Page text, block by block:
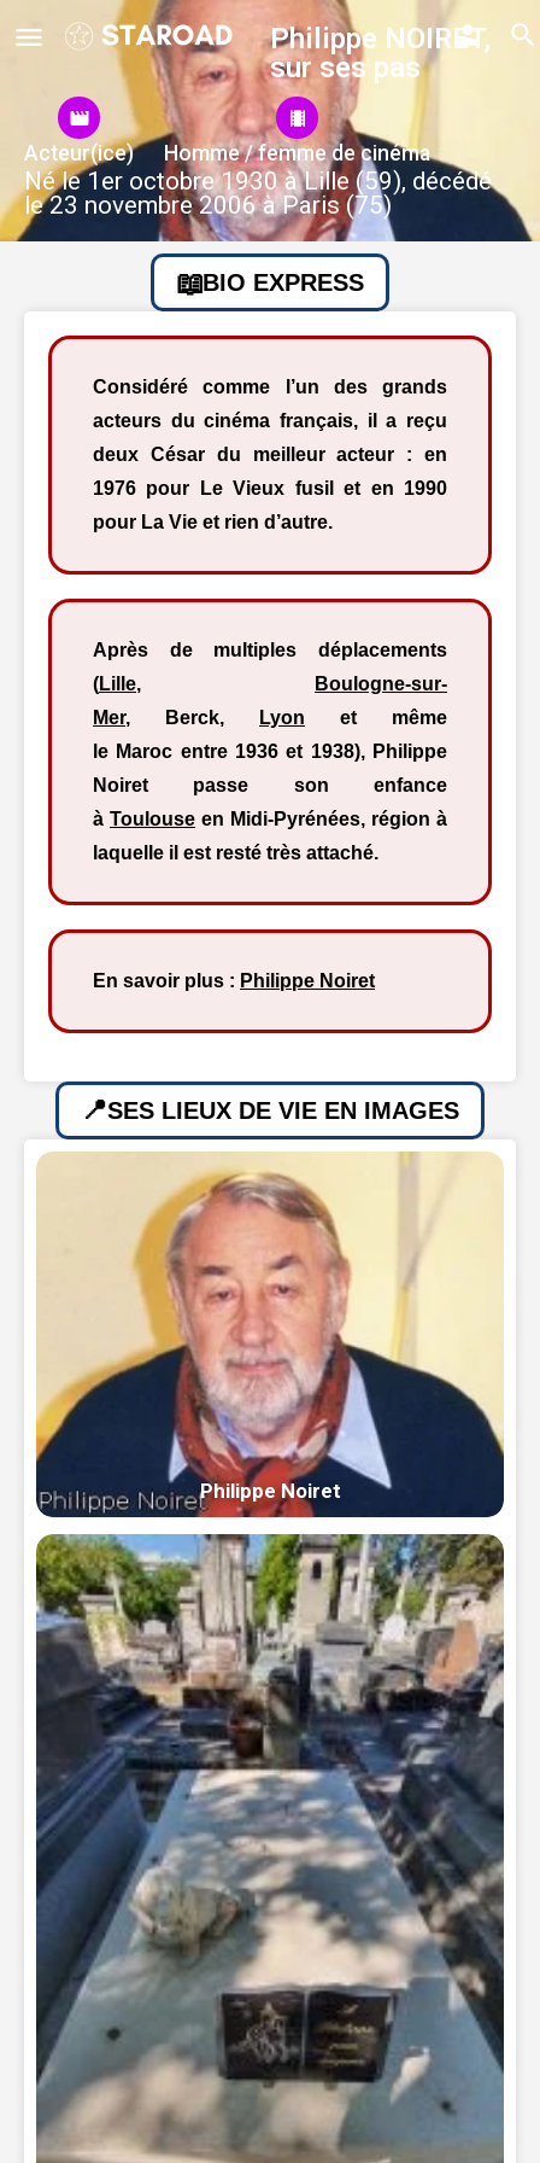
Philippe NOIRET,
sur ses pas
Acteur(ice) Homme / femme de cinéma
Né le 1er octobre 1930 à Lille (59), décédé
le 23 novembre 2006 à Paris (75)
BIO EXPRESS
Considéré comme l’un des grands
acteurs du cinéma français, il a reçu
deux César du meilleur acteur : en
1976 pour Le Vieux fusil et en 1990
pour La Vie et rien d’autre.
Après de multiples déplacements
(Lille,
Boulogne-sur-
Mer, Berck, Lyon et même
le Maroc entre 1936 et 1938), Philippe
Noiret passe son enfance
à Toulouse en Midi-Pyrénées, région à
laquelle il est resté très attaché.
En savoir plus : Philippe Noiret
SES LIEUX DE VIE EN IMAGES
Philippe Noiret